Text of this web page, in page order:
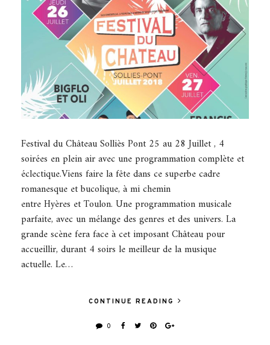
Festival du Château Solliès Pont 25 au 28 Juillet , 4
soirées en plein air avec une programmation complète et
éclectique.Viens faire la fête dans ce superbe cadre
romanesque et bucolique, à mi chemin
entre Hyères et Toulon. Une programmation musicale
parfaite, avec un mélange des genres et des univers. La
grande scène fera face à cet imposant Château pour
accueillir, durant 4 soirs le meilleur de la musique
actuelle. Le…
CONTINUE READING
0